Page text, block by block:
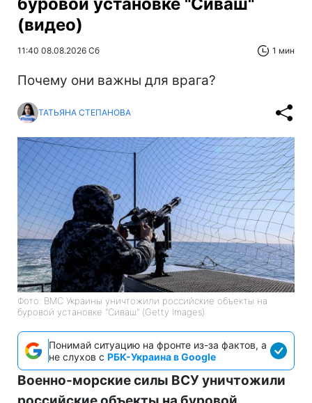
(видео)
11:40 08.08.2026 Сб 1 мин
Почему они важны для врага?
ТАТЬЯНА СТЕПАНОВА
Фото: ВМС Украины уничтожили российские объекты на
буровой установке "Сиваш" (Getty Images)
Понимай ситуацию на фронте из-за фактов, а
не слухов с РБК-Украина в Google
Военно-морские силы ВСУ уничтожили